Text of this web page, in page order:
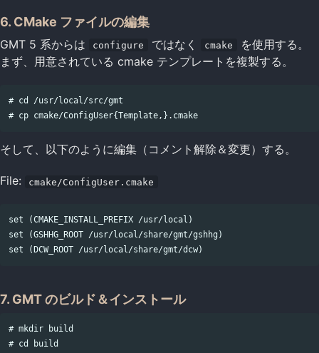
6. CMake ファイルの編集
GMT 5 系からは configure ではなく cmake
を使用する。
まず、用意されている cmake テンプレートを複製する。
# cd /usr/local/src/gmt
そして、以下のように編集（コメント解除＆変更）する。
File: cmake/ConfigUser.cmake
set (CMAKE_INSTALL_PREFIX /usr/local)
set (GSHHG_ROOT /usr/local/share/gmt/gshhg)
7. GMT のビルド＆インストール
# mkdir build
# cd build